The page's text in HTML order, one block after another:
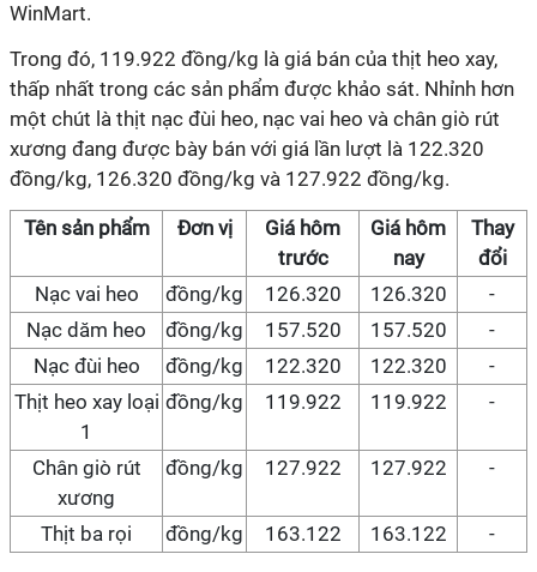
WinMart.
Trong đó, 119.922 đồng/kg là giá bán của thịt heo xay,
thấp nhất trong các sản phẩm được khảo sát. Nhỉnh hơn
một chút là thịt nạc đùi heo, nạc vai heo và chân giò rút
xương đang được bày bán với giá lần lượt là 122.320
đồng/kg, 126.320 đồng/kg và 127.922 đồng/kg.
Tên sản phẩm Đơn vị
Giá hôm
trước
Giá hôm
nay
Thay
đổi
Nạc vai heo
đồng/kg 126.320 126.320
-
Nạc dăm heo
đồng/kg 157.520 157.520
-
Nạc đùi heo
đồng/kg 122.320 122.320
-
Thịt heo xay loại
1
đồng/kg 119.922 119.922 -
Chân giò rút
xương
đồng/kg 127.922 127.922 -
Thịt ba rọi đồng/kg 163.122 163.122 -